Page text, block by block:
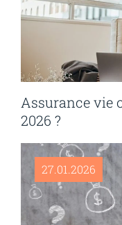
Assurance vie
2026 ?
27.01.2026